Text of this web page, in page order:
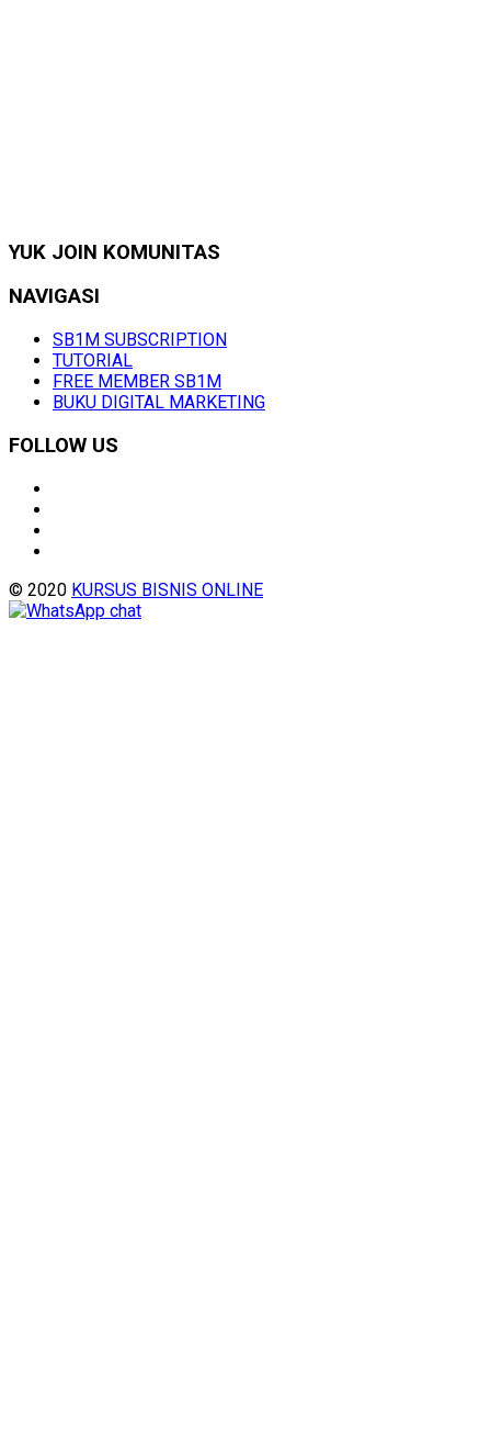
YUK JOIN KOMUNITAS
NAVIGASI
SB1M SUBSCRIPTION
TUTORIAL
FREE MEMBER SB1M
BUKU DIGITAL MARKETING
FOLLOW US
© 2020 KURSUS BISNIS ONLINE